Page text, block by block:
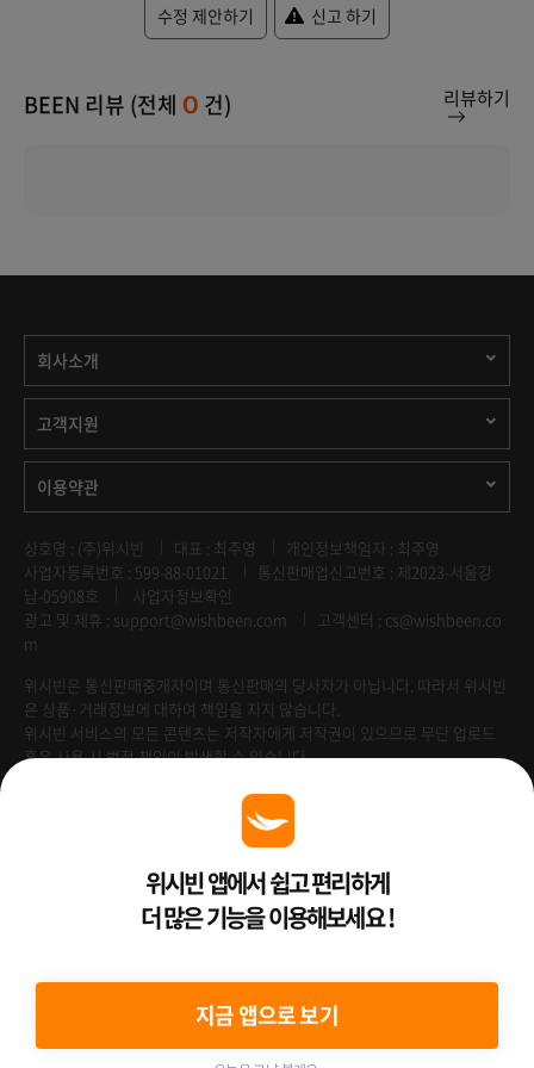
수정 제안하기 신고 하기
BEEN 리뷰 (전체 0 건) 리뷰하기
회사소개
고객지원
이용약관
상호명 : (주)위시빈 대표 : 최주영
개인정보책임자 : 최주영
사업자등록번호 : 599-88-01021
통신판매업신고번호 : 제2023-서울강
남-05908호
사업자정보확인
광고 및 제휴 : support@wishbeen.com
고객센터 : cs@wishbeen.co
m
위시빈은 통신판매중개자이며 통신판매의 당사자가 아닙니다. 따라서 위시빈
은 상품·거래정보에 대하여 책임을 지지 않습니다.
위시빈 서비스의 모든 콘텐츠는 저작자에게 저작권이 있으므로 무단 업로드
혹은 사용 시 법적 책임이 발생할 수 있습니다.
Venture Enterprise위시빈 앱에서 쉽고 편리하게
더 많은 기능을 이용해보세요 !
지금 앱으로 보기